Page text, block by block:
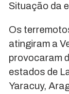
Situação da
Os
atingiram a
provocaram
estados de
Yaracuy,